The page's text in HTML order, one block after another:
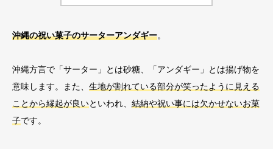
沖縄の祝い菓子のサーターアンダギー。
沖縄方言で「サーター」とは砂糖、「アンダギー」とは揚げ物を
意味します。また、 生地が割れている部分が笑ったように見える
ことから縁起が良いといわれ、 結納や祝い事には欠かせないお菓
子です。